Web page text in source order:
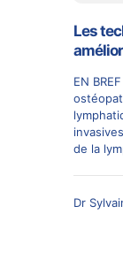
Les
EN
de la
Dr